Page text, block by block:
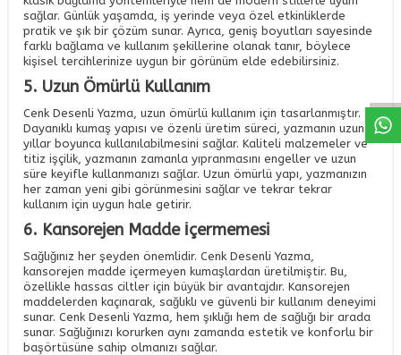
sağlar. Günlük yaşamda, iş yerinde veya özel etkinliklerde
pratik ve şık bir çözüm sunar. Ayrıca, geniş boyutları sayesinde
farklı bağlama ve kullanım şekillerine olanak tanır, böylece
kişisel tercihlerinize uygun bir görünüm elde edebilirsiniz.
5. Uzun Ömürlü Kullanım
Cenk Desenli Yazma, uzun ömürlü kullanım için tasarlanmıştır.
Dayanıklı kumaş yapısı ve özenli üretim süreci, yazmanın uzun
yıllar boyunca kullanılabilmesini sağlar. Kaliteli malzemeler ve
titiz işçilik, yazmanın zamanla yıpranmasını engeller ve uzun
süre keyifle kullanmanızı sağlar. Uzun ömürlü yapı, yazmanızın
her zaman yeni gibi görünmesini sağlar ve tekrar tekrar
kullanım için uygun hale getirir.
6. Kansorejen Madde İçermemesi
Sağlığınız her şeyden önemlidir. Cenk Desenli Yazma,
kansorejen madde içermeyen kumaşlardan üretilmiştir. Bu,
özellikle hassas ciltler için büyük bir avantajdır. Kansorejen
maddelerden kaçınarak, sağlıklı ve güvenli bir kullanım deneyimi
sunar. Cenk Desenli Yazma, hem şıklığı hem de sağlığı bir arada
sunar. Sağlığınızı korurken aynı zamanda estetik ve konforlu bir
başörtüsüne sahip olmanızı sağlar.